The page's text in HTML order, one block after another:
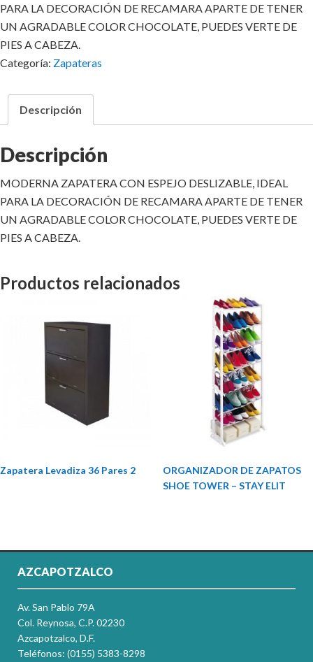
PARA LA DECORACIÓN DE RECAMARA APARTE DE TENER
UN AGRADABLE COLOR CHOCOLATE, PUEDES VERTE DE
PIES A CABEZA.
Categoría: Zapateras
Descripción
Descripción
MODERNA ZAPATERA CON ESPEJO DESLIZABLE, IDEAL
PARA LA DECORACIÓN DE RECAMARA APARTE DE TENER
UN AGRADABLE COLOR CHOCOLATE, PUEDES VERTE DE
PIES A CABEZA.
Productos relacionados
Zapatera Levadiza 36 Pares 2
ORGANIZADOR DE ZAPATOS
SHOE TOWER – STAY ELIT
AZCAPOTZALCO
Av. San Pablo 79A
Col. Reynosa, C.P. 02230
Azcapotzalco, D.F.
Teléfonos: (0155) 5383-8298